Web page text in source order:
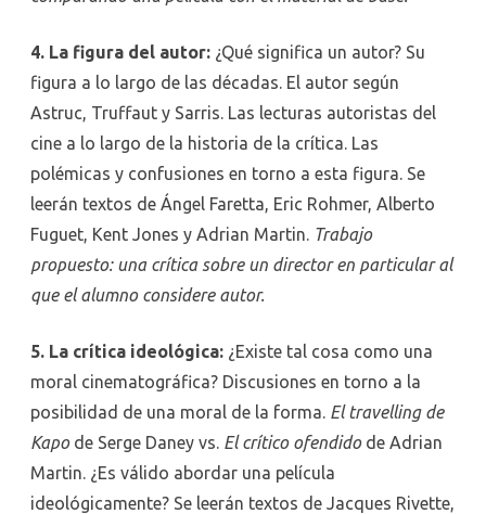
4. La figura del autor: ¿Qué significa un autor? Su
figura a lo largo de las décadas. El autor según
Astruc, Truffaut y Sarris. Las lecturas autoristas del
cine a lo largo de la historia de la crítica. Las
polémicas y confusiones en torno a esta figura. Se
leerán textos de Ángel Faretta, Eric Rohmer, Alberto
Fuguet, Kent Jones y Adrian Martin. Trabajo
propuesto: una crítica sobre un director en particular al
que el alumno considere autor.
5. La crítica ideológica: ¿Existe tal cosa como una
moral cinematográfica? Discusiones en torno a la
posibilidad de una moral de la forma. El travelling de
Kapode Serge Daney vs. El crítico ofendidode Adrian
Martin. ¿Es válido abordar una película
ideológicamente? Se leerán textos de Jacques Rivette,